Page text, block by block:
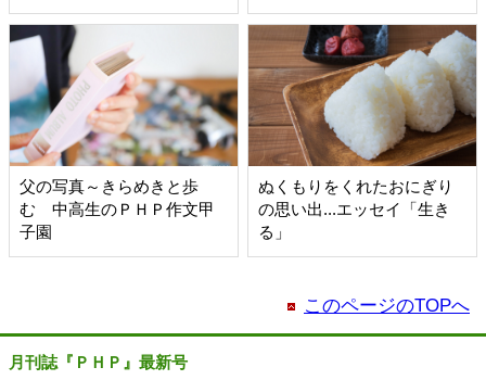
父の写真～きらめきと歩
む 中高生のＰＨＰ作文甲
子園
ぬくもりをくれたおにぎり
の思い出...エッセイ「生き
る」
このページのTOPへ
月刊誌『ＰＨＰ』最新号